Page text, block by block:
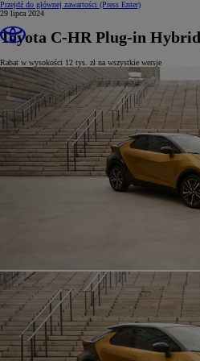
Przejdź do głównej zawartości (Press Enter)
29 lipca 2024
Toyota C-HR Plug-in Hybrid
Rabat w wysokości 12 tys. zł na wszystkie wersje